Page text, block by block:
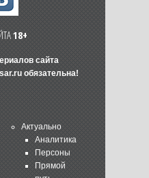
18+
сайта
обязательна!
Актуально
Аналитика
Персоны
Прямой